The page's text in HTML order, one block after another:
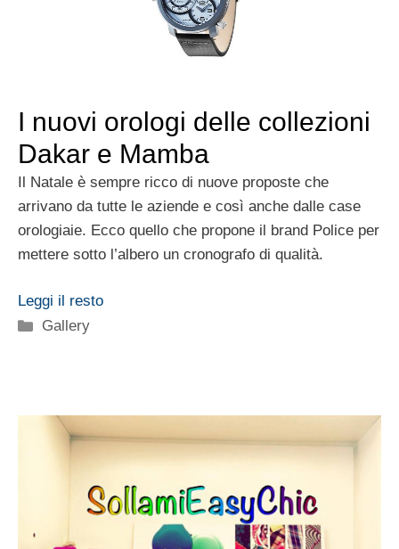
I nuovi orologi delle collezioni
Dakar e Mamba
Il Natale è sempre ricco di nuove proposte che
arrivano da tutte le aziende e così anche dalle case
orologiaie. Ecco quello che propone il brand Police per
mettere sotto l’albero un cronografo di qualità.
Leggi il resto
Categorie
Gallery